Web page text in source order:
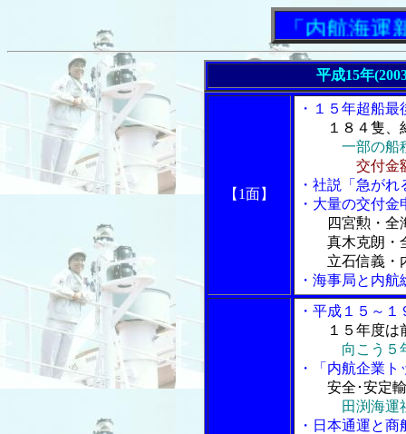
「内航海運新聞
平成15年
【1面】
・１５年超船
１８４隻
一部の船
交付金
・社説「急が
・大量の交付
四宮勲・全
真木克朗・全
立石信義・内
・海事局と内
・平成１５～
１５年度
向こう５
・「内航企業
安全･安定
田渕海
・日本通運と